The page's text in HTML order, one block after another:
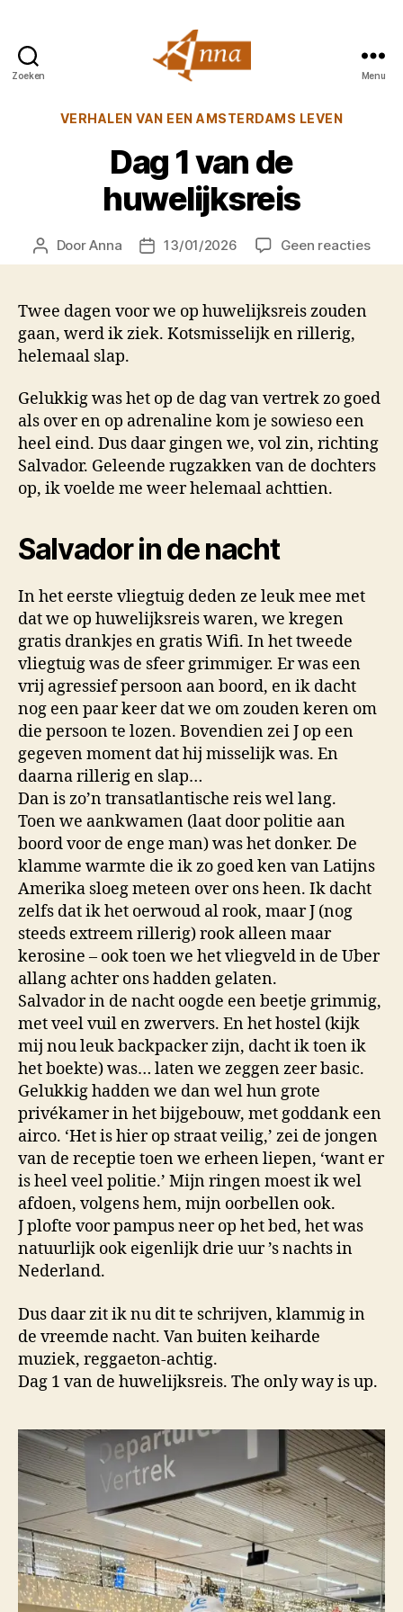
Zoeken
van
Menu
Categorieën
VERHALEN VAN EEN AMSTERDAMS LEVEN
Dag 1 van de
huwelijksreis
Berichtauteur
DoorAnna Berichtdatum
13/01/2026 Geen reactiesop
Dag
Twee dagen voor we op huwelijksreis zouden
gaan, werd ik ziek. Kotsmisselijk en rillerig,
helemaal slap.
Gelukkig was het op de dag van vertrek zo goed
als over en op adrenaline kom je sowieso een
heel eind. Dus daar gingen we, vol zin, richting
Salvador. Geleende rugzakken van de dochters
op, ik voelde me weer helemaal achttien.
Salvador in de nacht
In het eerste vliegtuig deden ze leuk mee met
dat we op huwelijksreis waren, we kregen
gratis drankjes en gratis Wifi. In het tweede
vliegtuig was de sfeer grimmiger. Er was een
vrij agressief persoon aan boord, en ik dacht
nog een paar keer dat we om zouden keren om
die persoon te lozen. Bovendien zei J op een
gegeven moment dat hij misselijk was. En
daarna rillerig en slap…
Dan is zo’n transatlantische reis wel lang.
Toen we aankwamen (laat door politie aan
boord voor de enge man) was het donker. De
klamme warmte die ik zo goed ken van Latijns
Amerika sloeg meteen over ons heen. Ik dacht
zelfs dat ik het oerwoud al rook, maar J (nog
steeds extreem rillerig) rook alleen maar
kerosine – ook toen we het vliegveld in de Uber
allang achter ons hadden gelaten.
Salvador in de nacht oogde een beetje grimmig,
met veel vuil en zwervers. En het hostel (kijk
mij nou leuk backpacker zijn, dacht ik toen ik
het boekte) was… laten we zeggen zeer basic.
Gelukkig hadden we dan wel hun grote
privékamer in het bijgebouw, met goddank een
airco. ‘Het is hier op straat veilig,’ zei de jongen
van de receptie toen we erheen liepen, ‘want er
is heel veel politie.’ Mijn ringen moest ik wel
afdoen, volgens hem, mijn oorbellen ook.
J plofte voor pampus neer op het bed, het was
natuurlijk ook eigenlijk drie uur ’s nachts in
Nederland.
Dus daar zit ik nu dit te schrijven, klammig in
de vreemde nacht. Van buiten keiharde
muziek, reggaeton-achtig.
Dag 1 van de huwelijksreis. The only way is up.